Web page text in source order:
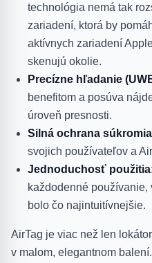
technológia nemá tak
zariadení, ktorá by
aktívnych zariadení
skenujú okolie.
Precízne hľadanie
benefitom a posúva
úroveň presnosti.
Silná ochrana
svojich používateľov a
Jednoduchosť
každodenné používanie,
bolo čo najintuitívnejšie.
AirTag je viac než len
v malom, elegantnom